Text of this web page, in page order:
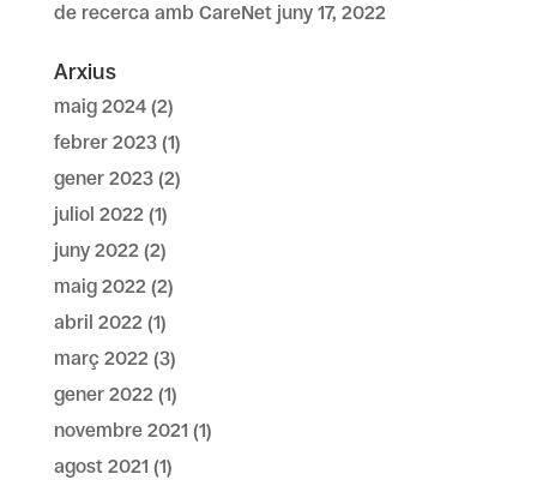
de recerca amb CareNet juny 17, 2022
Arxius
maig 2024(2)
febrer 2023(1)
gener 2023(2)
juliol 2022(1)
juny 2022(2)
maig 2022(2)
abril 2022(1)
març 2022(3)
gener 2022(1)
novembre 2021 (1)
agost 2021 (1)